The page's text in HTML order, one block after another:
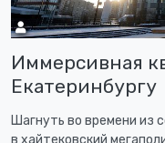
Иммерсивная
Екатеринбургу
Шагнуть во времени из
в хайтековский